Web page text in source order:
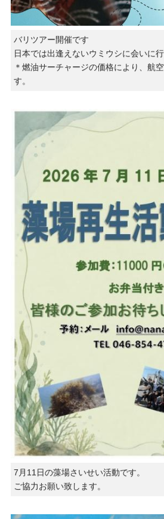
バリツアー開催です
日本では出逢えないウミウシに会いに
＊燃油サーチャージの価格により、航
す。
7月11日の藻場さいせい活動です。
ご協力お願い致します。